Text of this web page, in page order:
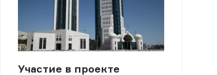
Участие в проекте